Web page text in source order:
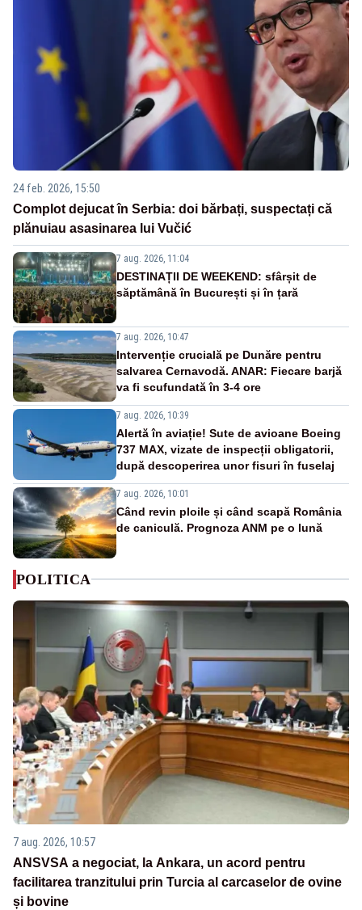
24 feb. 2026, 15:50
Complot dejucat în Serbia: doi bărbați, suspectați că
plănuiau asasinarea lui Vučić
7 aug. 2026, 11:04
DESTINAȚII DE WEEKEND: sfârșit de
săptămână în București și în țară
7 aug. 2026, 10:47
Intervenție crucială pe Dunăre pentru
salvarea Cernavodă. ANAR: Fiecare barjă
va fi scufundată în 3-4 ore
7 aug. 2026, 10:39
Alertă în aviație! Sute de avioane Boeing
737 MAX, vizate de inspecții obligatorii,
după descoperirea unor fisuri în fuselaj
7 aug. 2026, 10:01
Când revin ploile și când scapă România
de caniculă. Prognoza ANM pe o lună
POLITICA
7 aug. 2026, 10:57
ANSVSA a negociat, la Ankara, un acord pentru
facilitarea tranzitului prin Turcia al carcaselor de ovine
și bovine